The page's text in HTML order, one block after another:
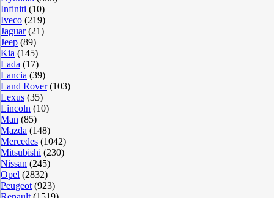
Infiniti (10)
Iveco (219)
Jaguar(21)
Jeep (89)
Kia (145)
Lada (17)
Lancia (39)
Land Rover(103)
Lexus (35)
Lincoln (10)
Man (85)
Mazda (148)
Mercedes (1042)
Mitsubishi (230)
Nissan (245)
Opel (2832)
Peugeot (923)